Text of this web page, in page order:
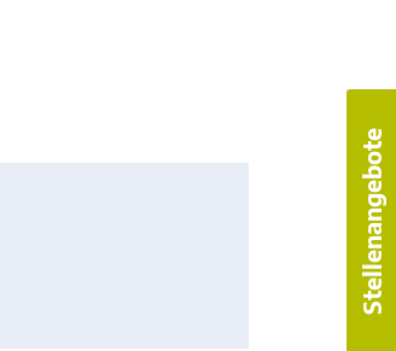
Stellenangebote